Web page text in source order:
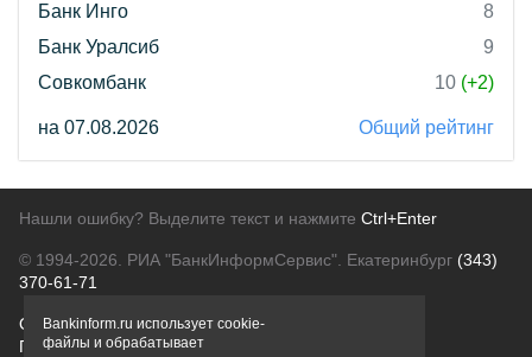
Банк Инго
8
Банк Уралсиб
9
Совкомбанк
10 (+2)
на 07.08.2026 Общий рейтинг
Нашли ошибку? Выделите текст и нажмите Ctrl+Enter
© 1994-2026. РИА "БанкИнформСервис". Екатеринбург (343)
370-61-71
О проектеПолитика конфиденциальности
Правовая информацияДля рекламодателей
Bankinform.ru использует cookie-
файлы и обрабатывает